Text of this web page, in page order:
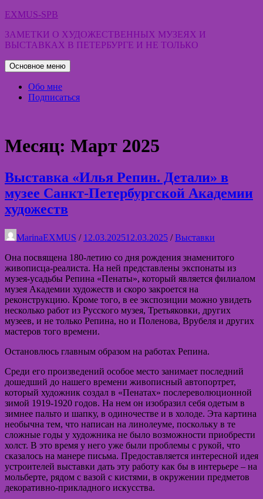
Перейти
содержимому
EXMUS-SPB
ЗАМЕТКИ О ХУДОЖЕСТВЕННЫХ МУЗЕЯХ И
ВЫСТАВКАХ В ПЕТЕРБУРГЕ И НЕ ТОЛЬКО
Основное меню
Обо мне
Подписаться
Месяц: Март 2025
Выставка «Илья Репин. Детали» в
музее Санкт-Петербургской Академии
художеств
MarinaEXMUS / 12.03.202512.03.2025 / Выставки
Она посвящена 180-летию со дня рождения знаменитого
живописца-реалиста. На ней представлены экспонаты из
музея-усадьбы Репина «Пенаты», который является филиалом
музея Академии художеств и скоро закроется на
реконструкцию. Кроме того, в ее экспозиции можно увидеть
несколько работ из Русского музея, Третьяковки, других
музеев, и не только Репина, но и Поленова, Врубеля и других
мастеров того времени.
Остановлюсь главным образом на работах Репина.
Среди его произведений особое место занимает последний
дошедший до нашего времени живописный автопортрет,
который художник создал в «Пенатах» послереволюционной
зимой 1919-1920 годов. На нем он изобразил себя одетым в
зимнее пальто и шапку, в одиночестве и в холоде. Эта картина
необычна тем, что написан на линолеуме, поскольку в те
сложные годы у художника не было возможности приобрести
холст. В это время у него уже были проблемы с рукой, что
сказалось на манере письма. Предоставляется интересной идея
устроителей выставки дать эту работу как бы в интерьере – на
мольберте, рядом с вазой с кистями, в окружении предметов
декоративно-прикладного искусства.